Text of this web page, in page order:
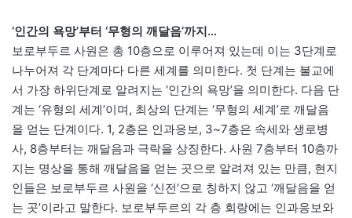
‘인간의 욕망’부터 ‘무형의 깨달음’까지…
보로부두르 사원은 총 10층으로 이루어져 있는데 이는 3단계로
나누어져 각 단계마다 다른 세계를 의미한다. 첫 단계는 불교에
서 가장 하위단계로 알려지는 ‘인간의 욕망’을 의미한다. 다음 단
계는 ‘유형의 세계’이며, 최상의 단계는 ‘무형의 세계’로 깨달음
을 얻는 단계이다. 1, 2층은 인과응보, 3~7층은 속세와 생로병
사, 8층부터는 깨달음과 극락을 상징한다. 사원 7층부터 10층까
지는 명상을 통해 깨달음을 얻는 곳으로 알려져 있는 만큼, 현지
인들은 보로부두르 사원을 ‘신전’으로 칭하지 않고 ‘깨달음을 얻
는 곳’이라고 말한다. 보로부두르의 각 층 회랑에는 인과응보와